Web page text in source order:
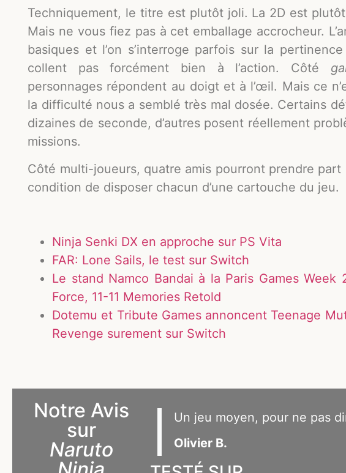
Techniquement, le titre est plutôt joli. La 2D est
Mais ne vous fiez pas à cet emballage accrocheur.
basiques et l’on s’interroge parfois sur la
collent pas forcément bien à l’action. Côté
personnages répondent au doigt et à l’œil. Mais ce
la difficulté nous a semblé très mal dosée. Certains
dizaines de seconde, d’autres posent réellement
missions.
Côté multi-joueurs, quatre amis pourront prendre part
condition de disposer chacun d’une cartouche du jeu.
Ninja Senki DX en approche sur PS Vita
FAR: Lone Sails, le test sur Switch
Le stand Namco Bandai à la Paris Games
Force, 11-11 Memories Retold
Dotemu et Tribute Games annoncent Teenage
Revenge surement sur Switch
Notre Avis
sur
Naruto
Un jeu moyen, pour ne pas
Olivier B.